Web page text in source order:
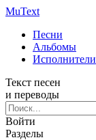
MuText
Песни
Альбомы
Исполнители
Текст песен
и переводы
Войти
Разделы